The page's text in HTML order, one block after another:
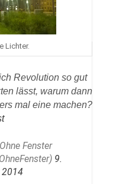
Lichter.
Revolution so gut
lässt, warum dann
mal eine machen?
Fenster
9.
2014